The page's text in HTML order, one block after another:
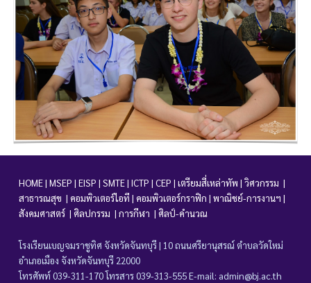
HOME|MSEP |EISP |SMTE|ICTP |CEP |เตรียมสี่เหล่าทัพ | วิศวกรรม |
สาธารณสุข | คอมพิวเตอร์ไอที | คอมพิวเตอร์กราฟิก |พาณิชย์-การงานฯ |
สังคมศาสตร์ | ศิลปกรรม |การกีฬา | ศิลป์-คำนวณ
โรงเรียนเบญจมราชูทิศ จังหวัดจันทบุรี | 10 ถนนศรียานุสรณ์ ตำบลวัดใหม่
อำเภอเมือง จังหวัดจันทบุรี 22000
โทรศัพท์ 039-311-170 โทรสาร 039-313-555 E-mail: admin@bj.ac.th